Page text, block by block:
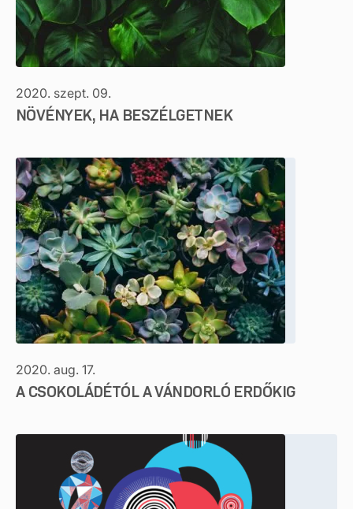
2020. szept. 09.
NÖVÉNYEK, HA BESZÉLGETNEK
2020. aug. 17.
A CSOKOLÁDÉTÓL A VÁNDORLÓ ERDŐKIG